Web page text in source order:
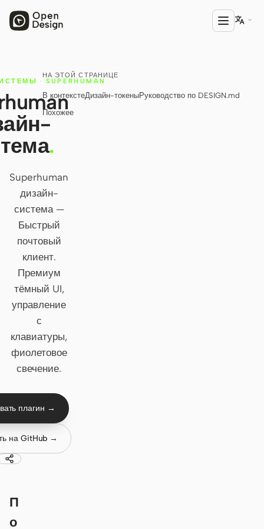
ПРОДУКТ
Open Design
HTML Anything
HTML Video
Codex Slides
Open Design Plugin
Codex
Cursor Agent
Claude Code
OpenCode
Gemini CLI
Grok Build
Kimi CLI

НА ЭТОЙ СТРАНИЦЕ
В контекстеДизайн-токеныРуководство по DESIGN.md
Похожее
· SUPERHUMAN
.
Superhuman
дизайн-
система —
Быстрый
почтовый
клиент.
Премиум
тёмный UI,
управление
с
клавиатуры,
фиолетовое
свечение.
плагин →
на GitHub →
П
о